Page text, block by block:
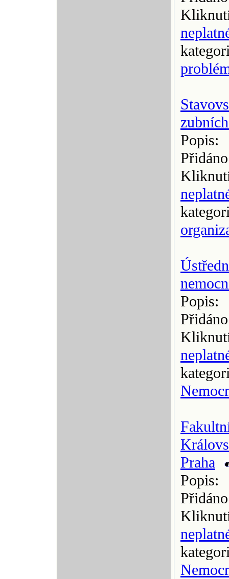
Popis:
Popis:
Praha
Popis: